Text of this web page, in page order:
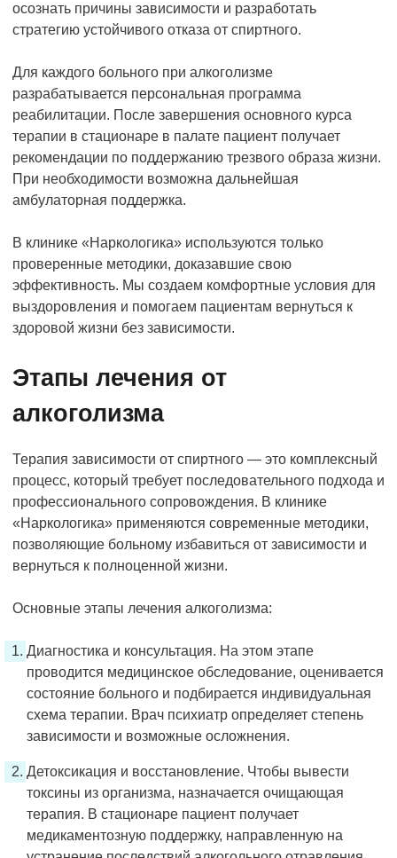
осознать причины зависимости и разработать
стратегию устойчивого отказа от спиртного.
Для каждого больного при алкоголизме
разрабатывается персональная программа
реабилитации. После завершения основного курса
терапии в стационаре в палате пациент получает
рекомендации по поддержанию трезвого образа жизни.
При необходимости возможна дальнейшая
амбулаторная поддержка.
В клинике «Наркологика» используются только
проверенные методики, доказавшие свою
эффективность. Мы создаем комфортные условия для
выздоровления и помогаем пациентам вернуться к
здоровой жизни без зависимости.
Этапы лечения от
алкоголизма
Терапия зависимости от спиртного — это комплексный
процесс, который требует последовательного подхода и
профессионального сопровождения. В клинике
«Наркологика» применяются современные методики,
позволяющие больному избавиться от зависимости и
вернуться к полноценной жизни.
Основные этапы лечения алкоголизма:
Диагностика и консультация. На этом этапе
проводится медицинское обследование, оценивается
состояние больного и подбирается индивидуальная
схема терапии. Врач психиатр определяет степень
зависимости и возможные осложнения.
Детоксикация и восстановление. Чтобы вывести
токсины из организма, назначается очищающая
терапия. В стационаре пациент получает
медикаментозную поддержку, направленную на